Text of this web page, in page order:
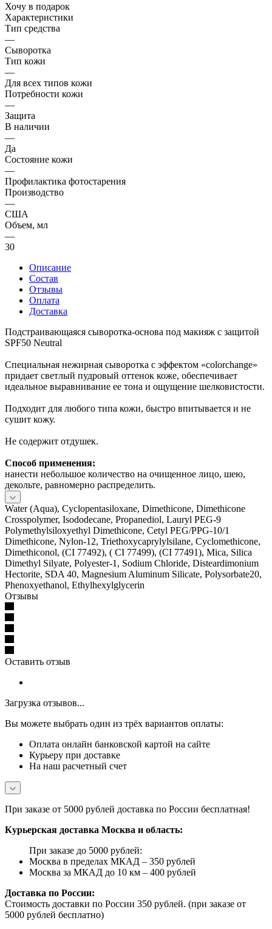
Хочу в подарок
Характеристики
Тип средства
—
Сыворотка
Тип кожи
—
Для всех типов кожи
Потребности кожи
—
Защита
В наличии
—
Да
Состояние кожи
—
Профилактика фотостарения
Производство
—
США
Объем, мл
—
30
Описание
Состав
Отзывы
Оплата
Доставка
Подстраивающаяся сыворотка-основа под макияж с защитой
SPF50 Neutral
Специальная нежирная сыворотка с эффектом «colorchange»
придает светлый пудровый оттенок коже, обеспечивает
идеальное выравнивание ее тона и ощущение шелковистости.
Подходит для любого типа кожи, быстро впитывается и не
сушит кожу.
Не содержит отдушек.
Способ применения:
нанести небольшое количество на очищенное лицо, шею,
декольте, равномерно распределить.
Water (Aqua), Cyclopentasiloxane, Dimethicone, Dimethicone
Crosspolymer, Isododecane, Propanediol, Lauryl PEG-9
Polymethylsiloxyethyl Dimethicone, Cetyl PEG/PPG-10/1
Dimethicone, Nylon-12, Triethoxycaprylylsilane, Cyclomethicone,
Dimethiconol, (CI 77492), ( CI 77499), (CI 77491), Mica, Silica
Dimethyl Silyate, Polyester-1, Sodium Chloride, Disteardimonium
Hectorite, SDA 40, Magnesium Aluminum Silicate, Polysorbate20,
Phenoxyethanol, Ethylhexylglycerin
Отзывы
Оставить отзыв
Загрузка отзывов...
Вы можете выбрать один из трёх вариантов оплаты:
Оплата онлайн банковской картой на сайте
Курьеру при доставке
На наш расчетный счет
При заказе от 5000 рублей доставка по России бесплатная!
Курьерская доставка Москва и область:
При заказе до 5000 рублей:
Москва в пределах МКАД – 350 рублей
Москва за МКАД до 10 км – 400 рублей
Доставка по России:
Стоимость доставки по России 350 рублей. (при заказе от
5000 рублей бесплатно)